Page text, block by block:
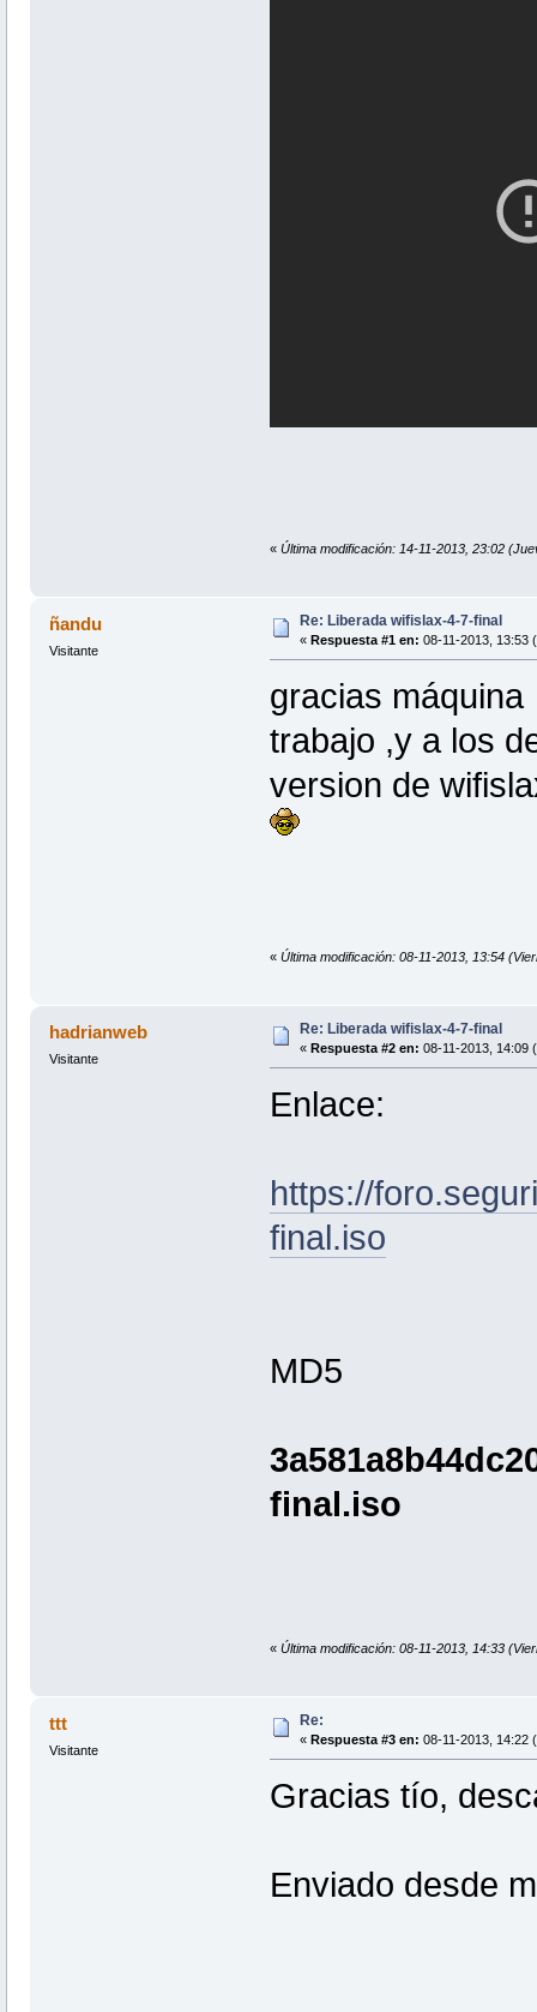
« Última modificación: 14-11-2013, 23:02
ñandu
Visitante
Re: Liberada wifislax-4-7-final
« Respuesta #1 en: 08-11-2013, 13:53
gracias
trabajo ,y a los
version de
« Última modificación: 08-11-2013, 13:54
hadrianweb
Visitante
Re: Liberada wifislax-4-7-final
« Respuesta #2 en: 08-11-2013, 14:09
Enlace:
https://
final.iso
MD5
final.iso
« Última modificación: 08-11-2013, 14:33
ttt
Visitante
Re:
« Respuesta #3 en: 08-11-2013, 14:22
Gracias tío,
Enviado desde